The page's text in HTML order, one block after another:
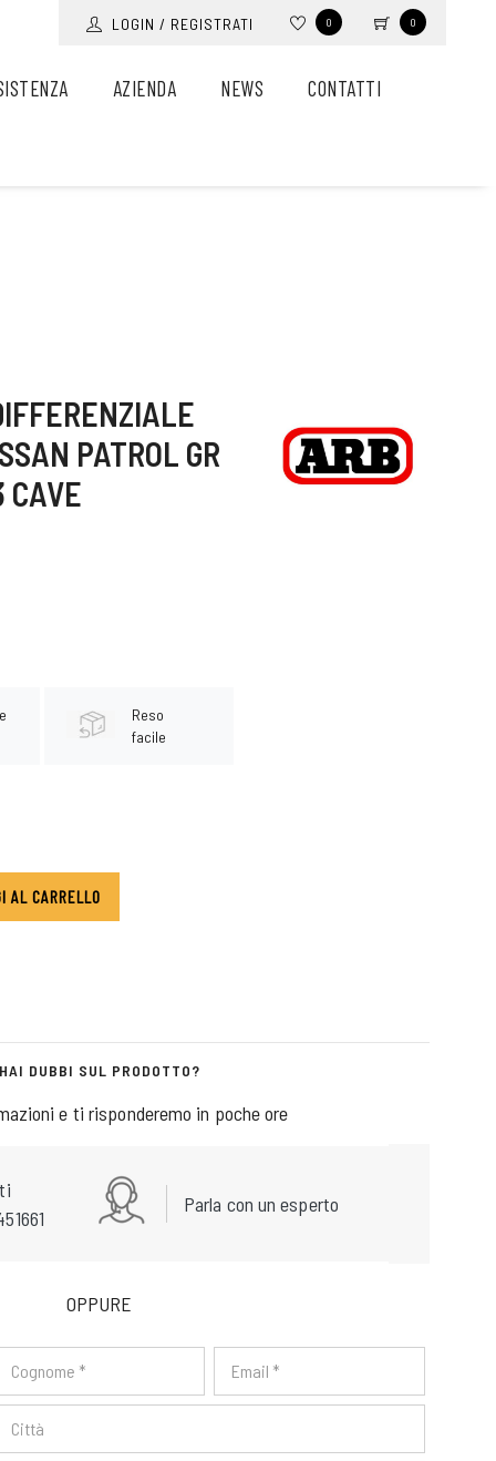
LOGIN / REGISTRATI 0 0
AZIENDA NEWS CONTATTI
PATROL GR
Reso
facile
AL CARRELLO
DUBBI SUL PRODOTTO?
e ti risponderemo in poche ore
Parla con un esperto
OPPURE